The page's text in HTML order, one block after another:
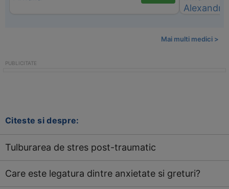
Mai multi medici >
Citeste si despre:
Tulburarea de stres post-traumatic
Care este legatura dintre anxietate si greturi?